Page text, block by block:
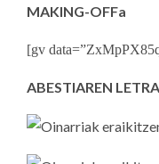
MAKING-OFFa
[gv
ABESTIAREN LETRA